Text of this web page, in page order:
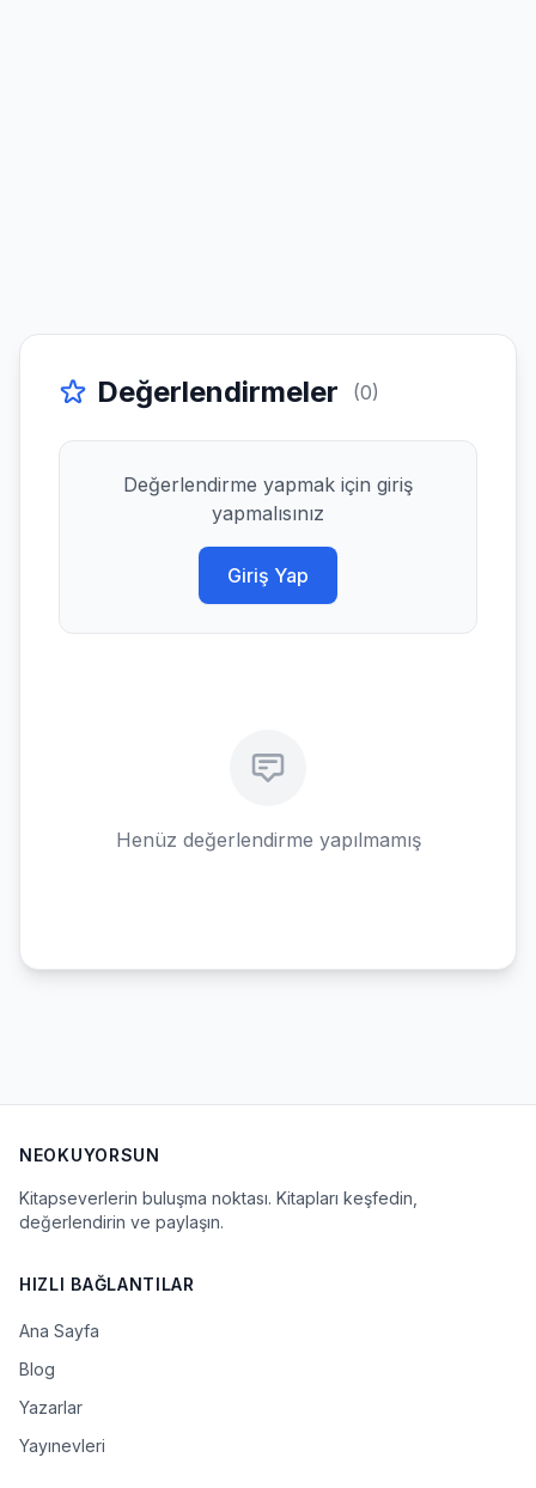
Değerlendirmeler (0)
Değerlendirme yapmak için giriş
yapmalısınız
Giriş Yap
Henüz değerlendirme yapılmamış
NEOKUYORSUN
Kitapseverlerin buluşma noktası. Kitapları keşfedin,
değerlendirin ve paylaşın.
HIZLI BAĞLANTILAR
Ana Sayfa
Blog
Yazarlar
Yayınevleri